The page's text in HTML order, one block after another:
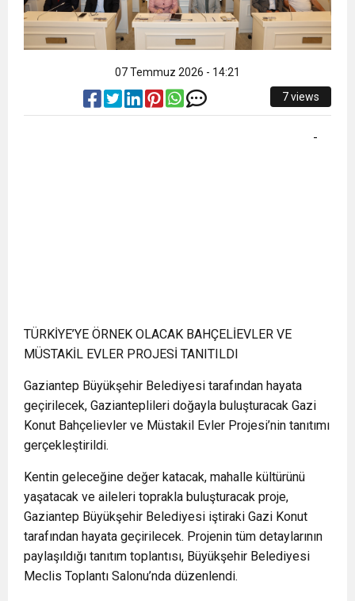
07 Temmuz 2026 - 14:21
7 views
-
TÜRKİYE’YE ÖRNEK OLACAK BAHÇELİEVLER VE
MÜSTAKİL EVLER PROJESİ TANITILDI
Gaziantep Büyükşehir Belediyesi tarafından hayata
geçirilecek, Gazianteplileri doğayla buluşturacak Gazi
Konut Bahçelievler ve Müstakil Evler Projesi’nin tanıtımı
gerçekleştirildi.
Kentin geleceğine değer katacak, mahalle kültürünü
yaşatacak ve aileleri toprakla buluşturacak proje,
Gaziantep Büyükşehir Belediyesi iştiraki Gazi Konut
tarafından hayata geçirilecek. Projenin tüm detaylarının
paylaşıldığı tanıtım toplantısı, Büyükşehir Belediyesi
Meclis Toplantı Salonu’nda düzenlendi.